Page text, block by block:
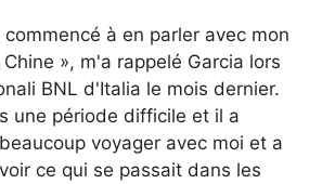
commencé à en parler avec mon
», m'a rappelé Garcia lors
BNL d'Italia le mois dernier.
une période difficile et il a
voyager avec moi et a
ce qui se passait dans les